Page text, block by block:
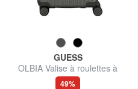
GUESS
OLBIA Valise à roulettes à
main
49%